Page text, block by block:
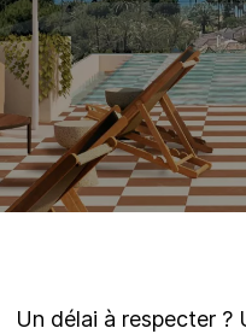
Un délai à respecter ?